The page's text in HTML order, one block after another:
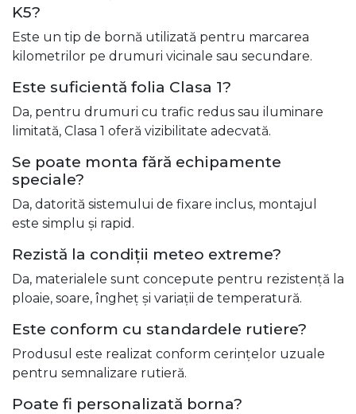
K5?
Este un tip de bornă utilizată pentru marcarea
kilometrilor pe drumuri vicinale sau secundare.
Este suficientă folia Clasa 1?
Da, pentru drumuri cu trafic redus sau iluminare
limitată, Clasa 1 oferă vizibilitate adecvată.
Se poate monta fără echipamente
speciale?
Da, datorită sistemului de fixare inclus, montajul
este simplu și rapid.
Rezistă la condiții meteo extreme?
Da, materialele sunt concepute pentru rezistență la
ploaie, soare, îngheț și variații de temperatură.
Este conform cu standardele rutiere?
Produsul este realizat conform cerințelor uzuale
pentru semnalizare rutieră.
Poate fi personalizată borna?